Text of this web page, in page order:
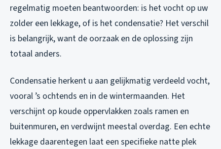
regelmatig moeten beantwoorden: is het vocht op uw
zolder een lekkage, of is het condensatie? Het verschil
is belangrijk, want de oorzaak en de oplossing zijn
totaal anders.
Condensatie herkent u aan gelijkmatig verdeeld vocht,
vooral ’s ochtends en in de wintermaanden. Het
verschijnt op koude oppervlakken zoals ramen en
buitenmuren, en verdwijnt meestal overdag. Een echte
lekkage daarentegen laat een specifieke natte plek